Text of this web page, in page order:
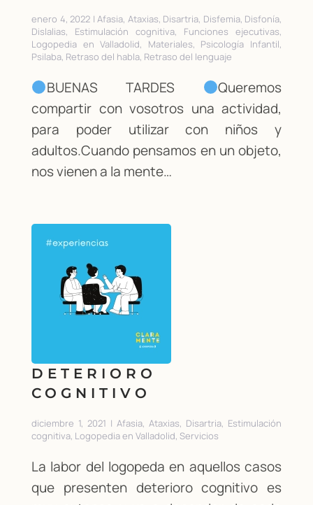
enero 4, 2022 | Afasia, Ataxias, Disartria, Disfemia, Disfonía,
Dislalias, Estimulación cognitiva, Funciones ejecutivas,
Logopedia en Valladolid, Materiales, Psicología Infantil,
Psilaba, Retraso del habla, Retraso del lenguaje
BUENAS TARDES
Queremos
compartir con vosotros una actividad,
para poder utilizar con niños y
adultos.Cuando pensamos en un objeto,
nos vienen a la mente…
DETERIORO
COGNITIVO
diciembre 1, 2021 | Afasia, Ataxias, Disartria, Estimulación
cognitiva, Logopedia en Valladolid, Servicios
La labor del logopeda en aquellos casos
que presenten deterioro cognitivo es